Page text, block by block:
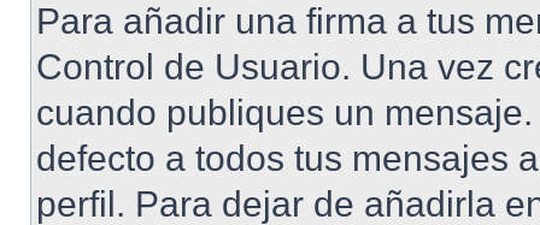
Para añadir una firma a tus
Control de Usuario. Una vez
cuando publiques un
defecto a todos tus mensajes
perfil. Para dejar de añadirla